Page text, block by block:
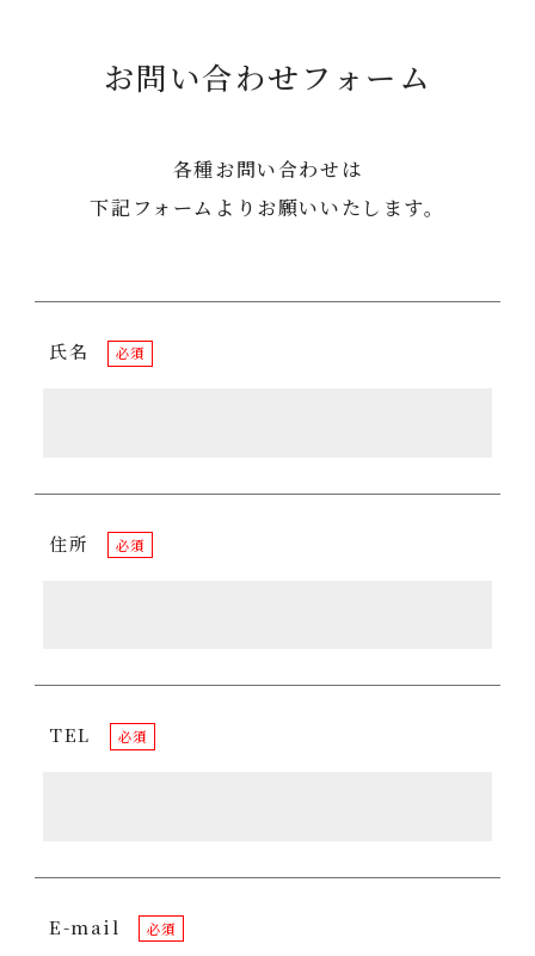
お問い合わせフォーム
各種お問い合わせは
下記フォームよりお願いいたします。
氏名 必須
住所 必須
TEL 必須
E-mail 必須